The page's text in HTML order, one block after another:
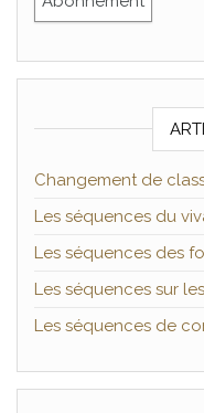
Changement de
Les séquences du
Les séquences des
Les séquences sur
Les séquences de